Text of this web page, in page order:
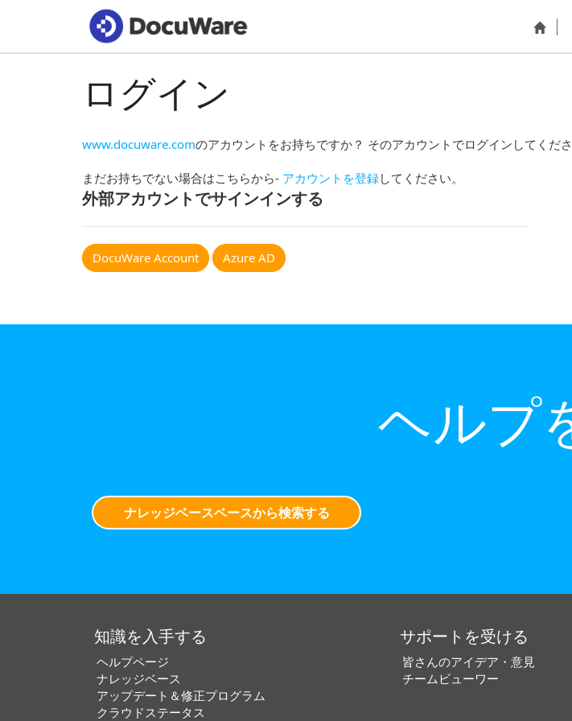
ログイン
www.docuware.comのアカウントをお持ちですか？ そのアカウントでログインしてくださ
まだお持ちでない場合はこちらから- アカウントを登録してください。
外部アカウントでサインインする
DocuWare Account Azure AD
ヘルプ
ナレッジベースベースから検索する
知識を入手する
ヘルプページ
ナレッジベース
アップデート＆修正プログラム
クラウドステータス
サポートを受ける
皆さんのアイデア・意見
チームビューワー